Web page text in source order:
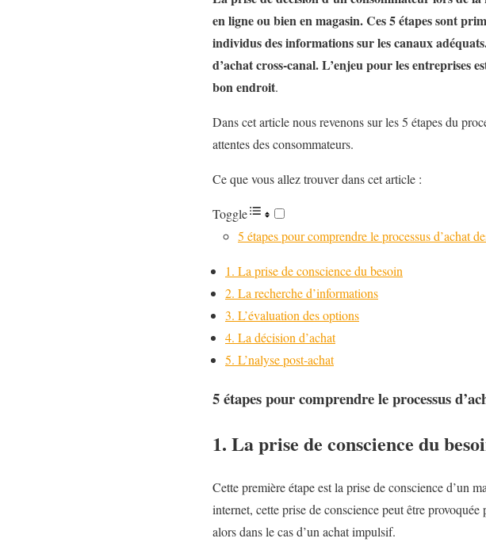
en ligne ou bien en magasin. Ces 5 étapes sont
individus des informations sur les canaux
d’achat cross-canal. L’enjeu pour les entreprises
bon endroit.
Dans cet article nous revenons sur les 5 étapes du
attentes des consommateurs.
Ce que vous allez trouver dans cet article :
Toggle
5 étapes pour comprendre le processus d’achat
1. La prise de conscience du besoin
2. La recherche d’informations
3. L’évaluation des options
4. La décision d’achat
5. L’nalyse post-achat
5 étapes pour comprendre le processus
1. La prise de conscience du
Cette première étape est la prise de conscience d’un
internet, cette prise de conscience peut être provoquée
alors dans le cas d’un achat impulsif.